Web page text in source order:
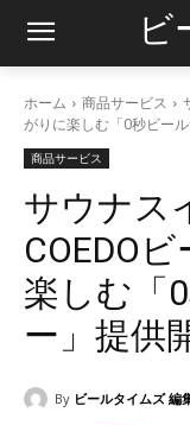
ビ
ホーム 商品サービス
がりに楽しむ「0秒ビー
商品サービス
サウナス
COEDO
楽しむ「
ー」提供
By ビールタイムズ 編